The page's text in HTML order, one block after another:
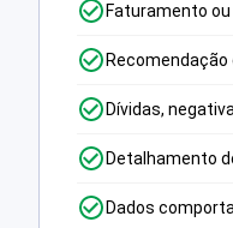
Faturamento
Dívidas,
Detalhamento
Dados